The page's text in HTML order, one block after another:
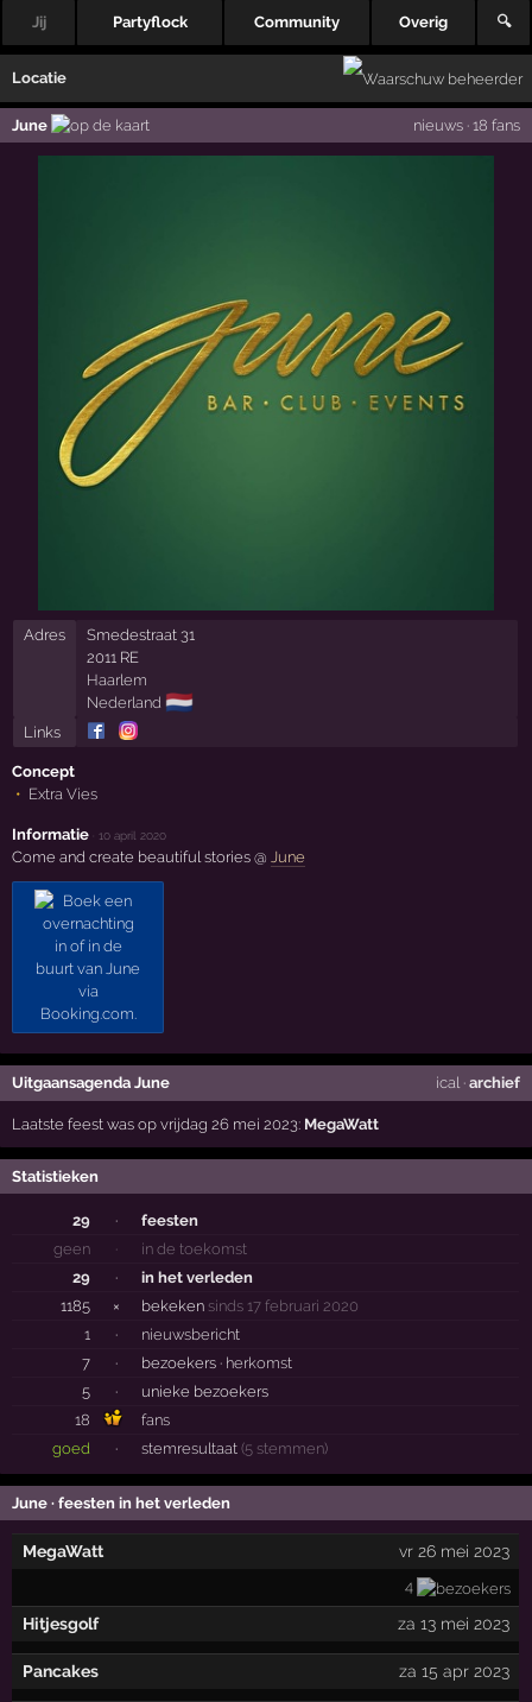
Jij Partyflock Community Overig 🔍
Locatie
June nieuws· 18 fans
Adres
Smedestraat 31
2011 RE
Haarlem
Nederland 🇳🇱
Links
Concept
Extra Vies
Informatie ·10 april 2020
Come and create beautiful stories @June
Uitgaansagenda June ical· archief
Laatste feest was op vrijdag 26 mei 2023: MegaWatt
Statistieken
29 ·
feesten
geen
·
in de toekomst
29
·
in het verleden
1185
× bekeken sinds 17 februari 2020
1
·
nieuwsbericht
7
· bezoekers · herkomst
5
·
unieke bezoekers
18
fans
goed
· stemresultaat (5 stemmen)
June · feesten in het verleden
MegaWatt vr 26 mei 2023
4
Hitjesgolf za 13 mei 2023
Pancakes za 15 apr 2023